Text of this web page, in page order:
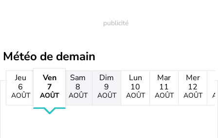
Météo de demain
Jeu
6
AOÛT
Ven
7
AOÛT
Sam
8
AOÛT
Dim
9
AOÛT
Lun
10
AOÛT
Mar
11
AOÛT
Mer
12
AOÛT